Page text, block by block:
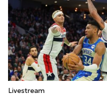
Livestream